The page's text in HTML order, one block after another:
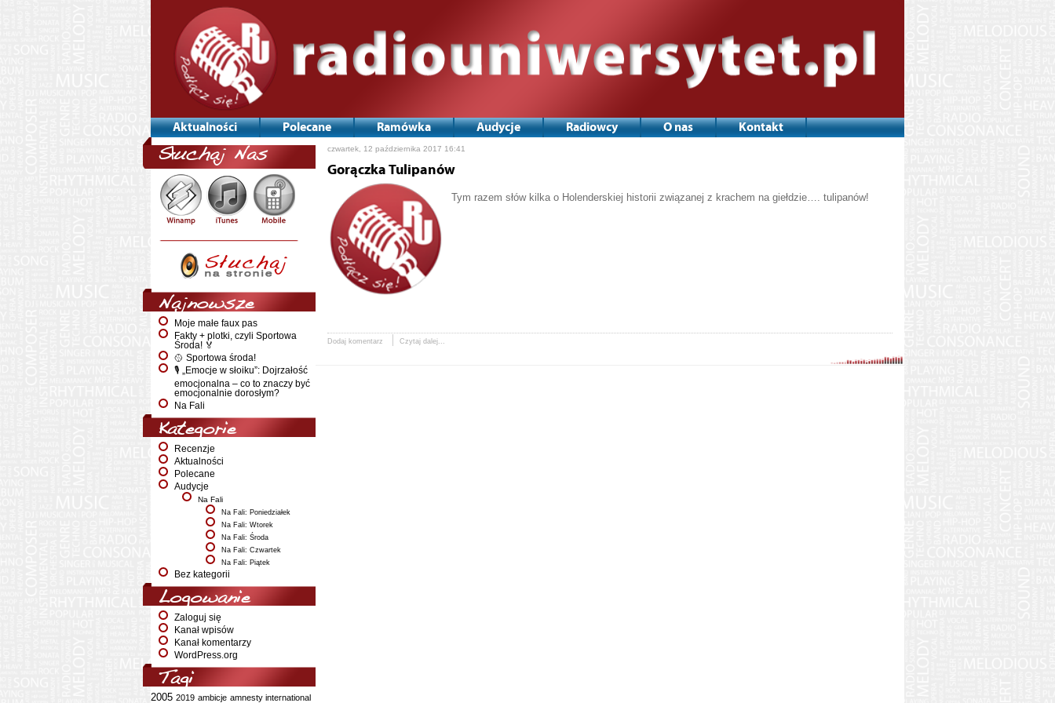
Aktualności Polecane Ramówka Audycje Radiowcy O nas Kontakt
Słuchaj Nas
Najnowsze
Moje małe faux pas
Fakty + plotki, czyli Sportowa
Środa! 🏅
🥎 Sportowa środa!
🎙️ „Emocje w słoiku”: Dojrzałość
emocjonalna – co to znaczy być
emocjonalnie dorosłym?
Na Fali
Kategorie
Recenzje
Aktualności
Polecane
Audycje
Na Fali
Na Fali: Poniedziałek
Na Fali: Wtorek
Na Fali: Środa
Na Fali: Czwartek
Na Fali: Piątek
Bez kategorii
Logowanie
Zaloguj się
Kanał wpisów
Kanał komentarzy
WordPress.org
Tagi
2005 2019 ambicje amnesty international
czwartek, 12 października 2017 16:41
Gorączka Tulipanów
Tym razem słów kilka o Holenderskiej historii związanej z krachem na giełdzie…. tulipanów!
Dodaj komentarz Czytaj dalej...